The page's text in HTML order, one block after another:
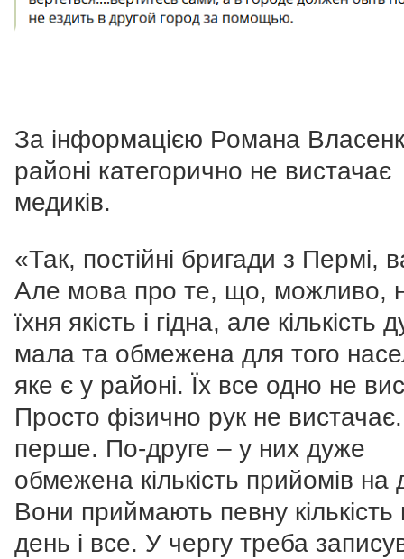
За інформацією Романа
районі категорично не вистачає
медиків.
«Так, постійні бригади з Пермі,
Але мова про те, що, можливо,
їхня якість і гідна, але кількість
мала та обмежена для того
яке є у районі. Їх все одно не
Просто фізично рук не
перше. По-друге – у них дуже
обмежена кількість прийомів на
Вони приймають певну кількість
день і все. У чергу треба